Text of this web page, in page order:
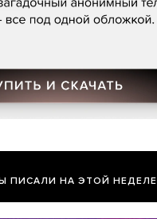
ПИСАЛИ НА ЭТОЙ НЕДЕЛЕ